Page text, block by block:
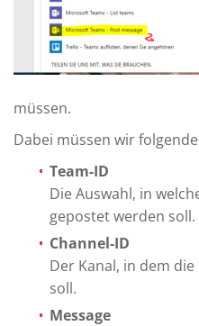
müssen.
Dabei müssen wir
Team-ID
Die Auswahl, in
gepostet werden soll.
Channel-ID
Der Kanal, in dem
soll.
Message